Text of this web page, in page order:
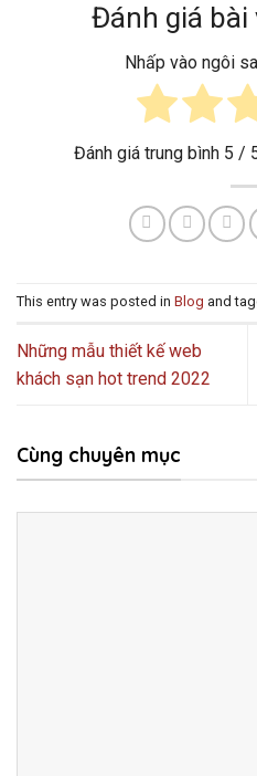
Đánh giá bài
Nhấp vào ngôi
Đánh giá trung bình 5 /
This entry was posted in Blog and
Những mẫu thiết kế web
khách sạn hot trend 2022
Cùng chuyên mục